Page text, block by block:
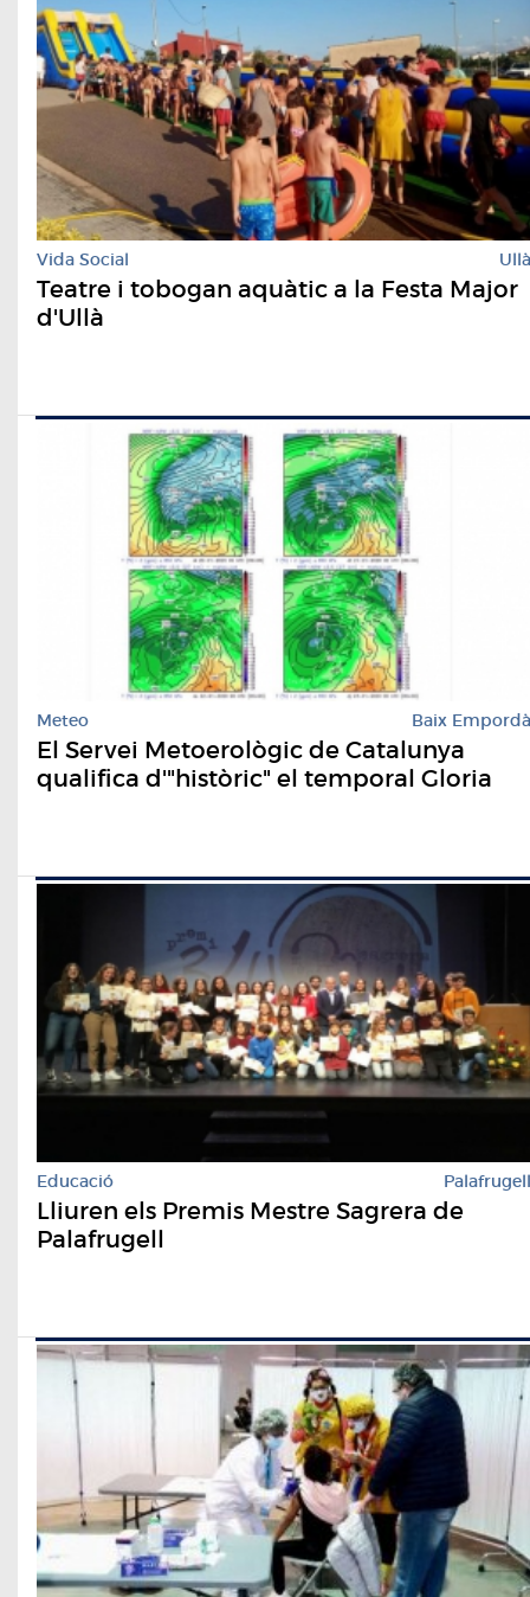
Vida Social Ullà
Teatre i tobogan aquàtic a la Festa Major
d'Ullà
Meteo Baix Empordà
El Servei Metoerològic de Catalunya
qualifica d'"històric" el temporal Gloria
Educació Palafrugell
Lliuren els Premis Mestre Sagrera de
Palafrugell